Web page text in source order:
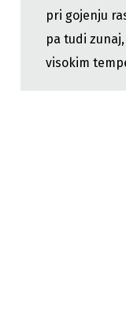
pri gojenju
pa tudi
visokim